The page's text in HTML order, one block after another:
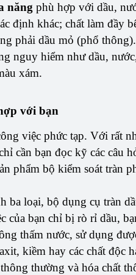
năng phù hợp với dầu,
định khác; chất làm đầy
phải dầu mỏ (phổ
nguy hiểm như dầu,
xám.
với bạn
việc phức tạp. Với rất
cần bạn đọc kỹ các câu
phẩm bộ kiểm soát tràn
ba loại, bộ dụng cụ tràn
của bạn chỉ bị rò rỉ dầu,
thấm nước, sử dụng
kiềm hay các chất độc
thường và hóa chất